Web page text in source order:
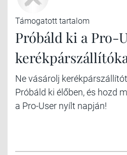
Támogatott tartalom
Próbáld ki a Pro-
Ne vásárolj
Próbáld ki élőben, és hozd
a Pro-User nyílt napján!